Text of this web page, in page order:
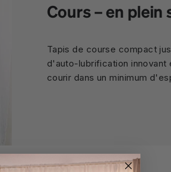
Cours – en plein
Tapis de course compact
d'auto-lubrification innovant
courir dans un minimum